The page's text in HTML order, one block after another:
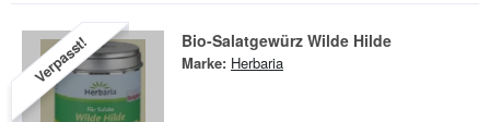
Verpasst! Bio-Salatgewürz Wilde Hilde
Marke: Herbaria